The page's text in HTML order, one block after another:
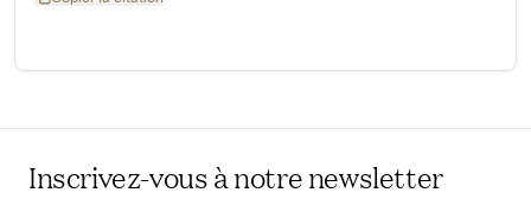
Inscrivez-vous à notre newsletter